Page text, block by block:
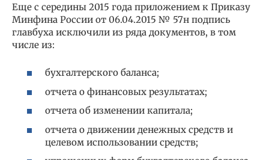
Еще с середины 2015 года приложением к Приказу
Минфина России от 06.04.2015 № 57н подпись
главбуха исключили из ряда документов, в том
числе из:
бухгалтерского баланса;
отчета о финансовых результатах;
отчета об изменении капитала;
отчета о движении денежных средств и
целевом использовании средств;